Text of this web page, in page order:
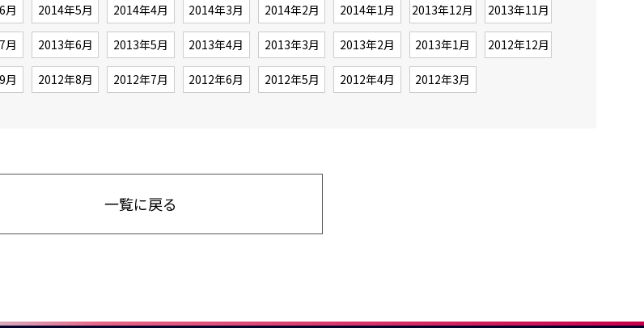
月 2014年5月 2014年4月 2014年3月 2014年2月 2014年1月 2013年12月 2013年11月
月 2013年6月 2013年5月 2013年4月 2013年3月 2013年2月 2013年1月 2012年12月
月 2012年8月 2012年7月 2012年6月 2012年5月 2012年4月 2012年3月
一覧に戻る